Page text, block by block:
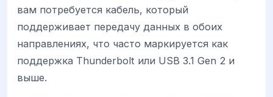
вам потребуется кабель, который
поддерживает передачу данных в обоих
направлениях, что часто маркируется как
поддержка Thunderbolt или USB 3.1 Gen 2 и
выше.